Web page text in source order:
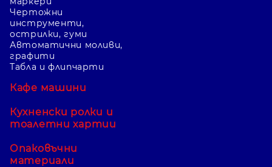
Чертожни
инструменти,
острилки, гуми
Автоматични моливи,
графити
Табла и флипчарти
Кафе машини
Кухненски ролки и
тоалетни хартии
Опаковъчни
материали